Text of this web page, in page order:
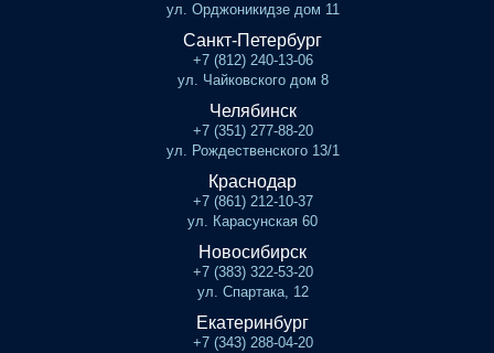
ул. Орджоникидзе дом 11
Санкт-Петербург
+7 (812) 240-13-06
ул. Чайковского дом 8
Челябинск
+7 (351) 277-88-20
ул. Рождественского 13/1
Краснодар
+7 (861) 212-10-37
ул. Карасунская 60
Новосибирск
+7 (383) 322-53-20
ул. Спартака, 12
Екатеринбург
+7 (343) 288-04-20